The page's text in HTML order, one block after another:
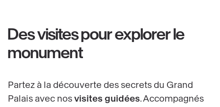
Des visites pour explorer le
monument
Partez à la découverte des secrets du Grand
Palais avec nos visites guidées. Accompagnés